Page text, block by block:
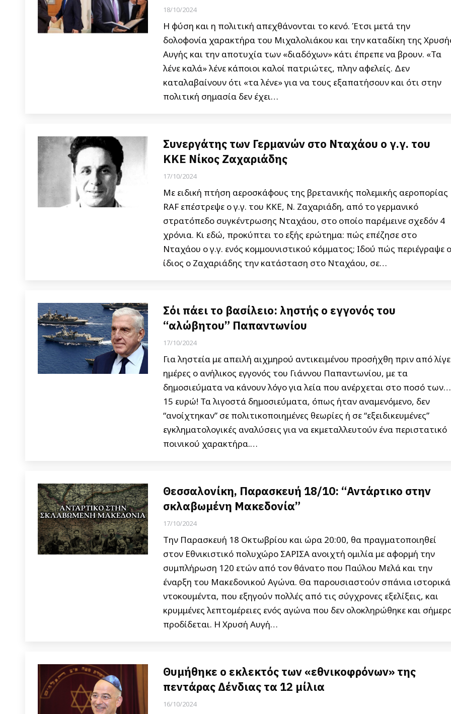
18/10/2024
Η φύση και η πολιτική απεχθάνονται το κενό. Έτσι μετά την
δολοφονία χαρακτήρα του Μιχαλολιάκου και την καταδίκη της
Αυγής και την αποτυχία των «διαδόχων» κάτι έπρεπε να βρουν. «Τα
λένε καλά» λένε κάποιοι καλοί πατριώτες, πλην αφελείς. Δεν
καταλαβαίνουν ότι «τα λένε» για να τους εξαπατήσουν και ότι στην
πολιτική σημασία δεν έχει…
Συνεργάτης των Γερμανών στο Νταχάου ο γ.γ. του
ΚΚΕ Νίκος Ζαχαριάδης
17/10/2024
Με ειδική πτήση αεροσκάφους της βρετανικής πολεμικής αεροπορίας
RAF επέστρεψε ο γ.γ. του ΚΚΕ, Ν. Ζαχαριάδη, από το γερμανικό
στρατόπεδο συγκέντρωσης Νταχάου, στο οποίο παρέμεινε σχεδόν 4
χρόνια. Κι εδώ, προκύπτει το εξής ερώτημα: πώς επέζησε στο
Νταχάου ο γ.γ. ενός κομμουνιστικού κόμματος; Ιδού πώς περιέγραψε ο
ίδιος ο Ζαχαριάδης την κατάσταση στο Νταχάου, σε…
Σόι πάει το βασίλειο: ληστής ο εγγονός του
“αλώβητου” Παπαντωνίου
17/10/2024
Για ληστεία με απειλή αιχμηρού αντικειμένου προσήχθη πριν από
ημέρες ο ανήλικος εγγονός του Γιάννου Παπαντωνίου, με τα
δημοσιεύματα να κάνουν λόγο για λεία που ανέρχεται στο ποσό των…
15 ευρώ! Τα λιγοστά δημοσιεύματα, όπως ήταν αναμενόμενο, δεν
“ανοίχτηκαν” σε πολιτικοποιημένες θεωρίες ή σε “εξειδικευμένες”
εγκληματολογικές αναλύσεις για να εκμεταλλευτούν ένα περιστατικό
ποινικού χαρακτήρα.…
Θεσσαλονίκη, Παρασκευή 18/10: “Αντάρτικο στην
σκλαβωμένη Μακεδονία”
17/10/2024
Την Παρασκευή 18 Οκτωβρίου και ώρα 20:00, θα πραγματοποιηθεί
στον Εθνικιστικό πολυχώρο ΣΑΡΙΣΑ ανοιχτή ομιλία με αφορμή την
συμπλήρωση 120 ετών από τον θάνατο που Παύλου Μελά και την
έναρξη του Μακεδονικού Αγώνα. Θα παρουσιαστούν σπάνια ιστορικά
ντοκουμέντα, που εξηγούν πολλές από τις σύγχρονες εξελίξεις, και
κρυμμένες λεπτομέρειες ενός αγώνα που δεν ολοκληρώθηκε και
προδίδεται. Η Χρυσή Αυγή…
Θυμήθηκε ο εκλεκτός των «εθνικοφρόνων» της
πεντάρας Δένδιας τα 12 μίλια
16/10/2024